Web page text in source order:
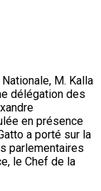
M. Kalla
délégation des
en présence
a porté sur la
parlementaires
le Chef de la